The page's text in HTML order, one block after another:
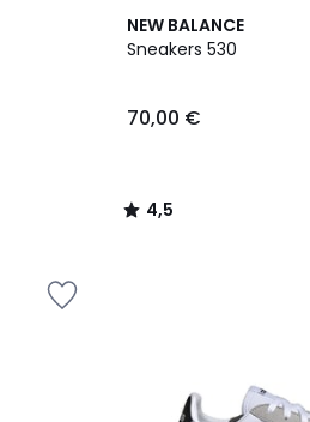
NEW BALANCE
Sneakers 530
70,00 €
4,5
/ 5
4,5
/